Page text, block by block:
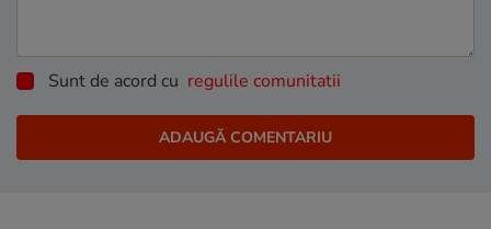
Sunt de acord cu regulile comunitatii